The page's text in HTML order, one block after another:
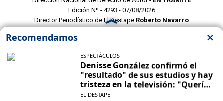
Edición Nº - 4293 - 07/08/2026
Director Periodístico de El Destape Roberto Navarro
POLITICAS DE PRIVACIDAD
CONTACTO COMERCIAL
CONTACTO EDITORIAL